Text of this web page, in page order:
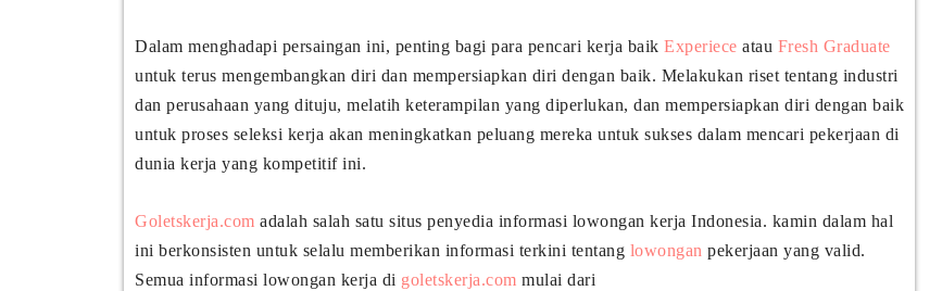
Dalam menghadapi persaingan ini, penting bagi para pencari kerja baik Experiece atau Fresh Graduate
untuk terus mengembangkan diri dan mempersiapkan diri dengan baik. Melakukan riset tentang industri
dan perusahaan yang dituju, melatih keterampilan yang diperlukan, dan mempersiapkan diri dengan baik
untuk proses seleksi kerja akan meningkatkan peluang mereka untuk sukses dalam mencari pekerjaan di
dunia kerja yang kompetitif ini.
Goletskerja.com adalah salah satu situs penyedia informasi lowongan kerja Indonesia. kamin dalam hal
ini berkonsisten untuk selalu memberikan informasi terkini tentang lowongan pekerjaan yang valid.
Semua informasi lowongan kerja di goletskerja.com mulai dari